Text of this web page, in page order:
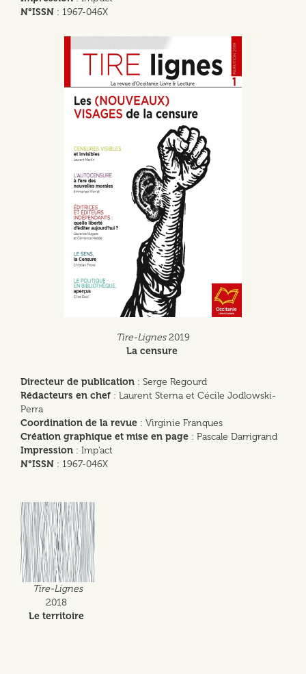
N°ISSN : 1967-046X
Tire-Lignes2019
La censure
Directeur de publication : Serge Regourd
Rédacteurs en chef : Laurent Sterna et Cécile Jodlowski-
Perra
Coordination de la revue : Virginie Franques
Création graphique et mise en page : Pascale Darrigrand
Impression : Imp'act
N°ISSN : 1967-046X
Tire-Lignes
2018
Le territoire